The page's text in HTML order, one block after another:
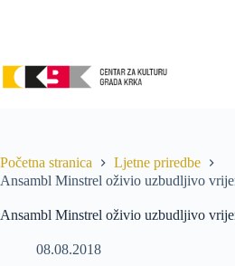
Početna stranica
Ljetne priredbe
Ansambl Minstrel oživio uzbudljivo
Ansambl Minstrel oživio uzbudljivo
08.08.2018